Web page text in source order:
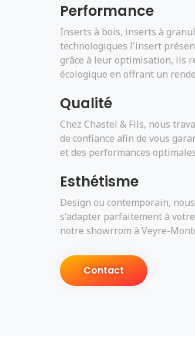
Performance
Inserts à bois, inserts à
technologiques l'insert
grâce à leur optimisation, ils
écologique en offrant un
Qualité
Chez Chastel & Fils, nous
de confiance afin de vous
et des performances
Esthétisme
Design ou contemporain,
s'adapter parfaitement à
notre showrrom à Veyre-
Contact